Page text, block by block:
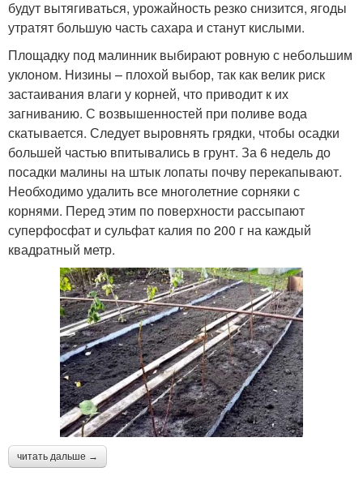
будут вытягиваться, урожайность резко снизится, ягоды
утратят большую часть сахара и станут кислыми.
Площадку под малинник выбирают ровную с небольшим
уклоном. Низины – плохой выбор, так как велик риск
застаивания влаги у корней, что приводит к их
загниванию. С возвышенностей при поливе вода
скатывается. Следует выровнять грядки, чтобы осадки
большей частью впитывались в грунт. За 6 недель до
посадки малины на штык лопаты почву перекапывают.
Необходимо удалить все многолетние сорняки с
корнями. Перед этим по поверхности рассыпают
суперфосфат и сульфат калия по 200 г на каждый
квадратный метр.
читать дальше →